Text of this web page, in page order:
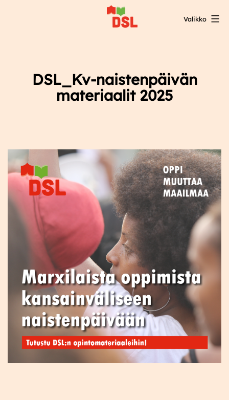
Valikko
DSL_Kv-naistenpäivän
materiaalit 2025